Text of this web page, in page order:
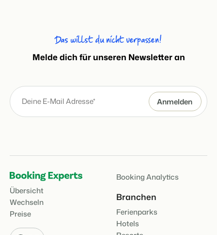
Das willst du nicht verpassen!
Melde dich für unseren Newsletter an
Übersicht
Wechseln
Preise
Booking Analytics
Branchen
Ferienparks
Hotels